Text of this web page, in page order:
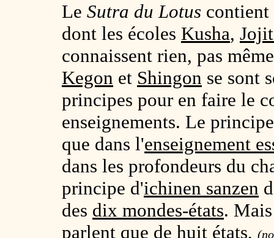
Le Sutra du Lotus contient
dont les écoles Kusha,
connaissent rien, pas
Kegon et Shingon se sont
principes pour en faire le
enseignements. Le
que dans l'enseignement
dans les profondeurs du
principe d'ichinen sanzen
des dix mondes-états.
parlent que de huit états,